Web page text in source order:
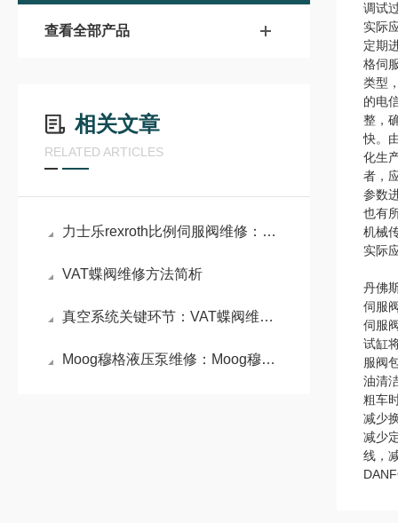
查看全部产品
相关文章
RELATED ARTICLES
力士乐rexroth比例伺服阀维修：比例伺服阀精准控制的液压利器
VAT蝶阀维修方法简析
真空系统关键环节：VAT蝶阀维修原理与密封性能重构技术
Moog穆格液压泵维修：Moog穆格液压泵高性能与精密控制的代表
调试
实际
定期
格伺
类型
的电
整，
快。
化生
者，
参数
也有
机械
实际
丹佛
伺服
伺服
试缸
服阀
油清
粗车
减少
减少
线，